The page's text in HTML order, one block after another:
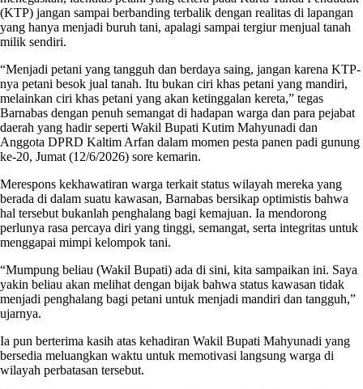
(KTP) jangan sampai berbanding terbalik dengan realitas di lapangan
yang hanya menjadi buruh tani, apalagi sampai tergiur menjual tanah
milik sendiri.
“Menjadi petani yang tangguh dan berdaya saing, jangan karena KTP-
nya petani besok jual tanah. Itu bukan ciri khas petani yang mandiri,
melainkan ciri khas petani yang akan ketinggalan kereta,” tegas
Barnabas dengan penuh semangat di hadapan warga dan para pejabat
daerah yang hadir seperti Wakil Bupati Kutim Mahyunadi dan
Anggota DPRD Kaltim Arfan dalam momen pesta panen padi gunung
ke-20, Jumat (12/6/2026) sore kemarin.
Merespons kekhawatiran warga terkait status wilayah mereka yang
berada di dalam suatu kawasan, Barnabas bersikap optimistis bahwa
hal tersebut bukanlah penghalang bagi kemajuan. Ia mendorong
perlunya rasa percaya diri yang tinggi, semangat, serta integritas untuk
menggapai mimpi kelompok tani.
“Mumpung beliau (Wakil Bupati) ada di sini, kita sampaikan ini. Saya
yakin beliau akan melihat dengan bijak bahwa status kawasan tidak
menjadi penghalang bagi petani untuk menjadi mandiri dan tangguh,”
ujarnya.
Ia pun berterima kasih atas kehadiran Wakil Bupati Mahyunadi yang
bersedia meluangkan waktu untuk memotivasi langsung warga di
wilayah perbatasan tersebut.